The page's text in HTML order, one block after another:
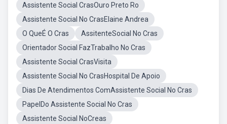
Assistente Social CrasOuro Preto Ro
Assistente Social No CrasElaine Andrea
O QueÉ O Cras
AssitenteSocial No Cras
Orientador Social FazTrabalho No Cras
Assistente Social CrasVisita
Assistente Social No CrasHospital De Apoio
Dias De Atendimentos ComAssistente Social No Cras
PapelDo Assistente Social No Cras
Assistente Social NoCreas